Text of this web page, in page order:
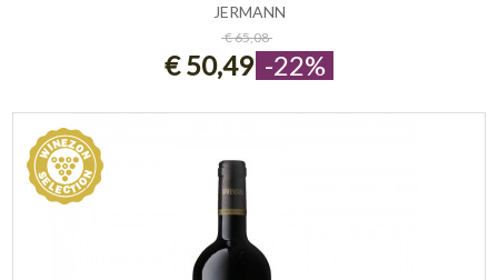
ESAURITO
JERMANN
€ 65,08
€ 50,49 -22%